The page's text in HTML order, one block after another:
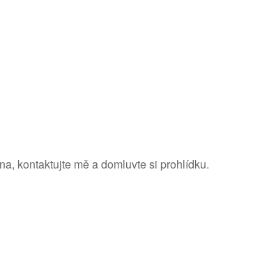
kontaktujte mě a domluvte si prohlídku.